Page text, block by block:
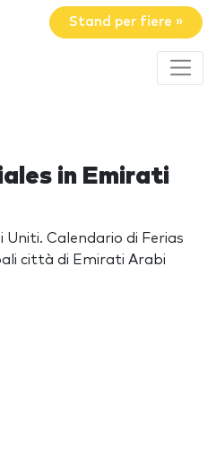
Stand per fiere »
in Emirati
Calendario di Ferias
città di Emirati Arabi